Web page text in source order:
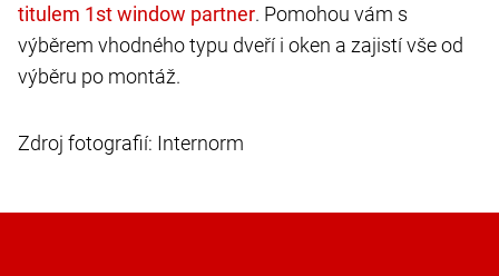
. Pomohou vám s
výběrem vhodného typu dveří i oken a zajistí vše od
výběru po montáž.
Zdroj fotografií: Internorm